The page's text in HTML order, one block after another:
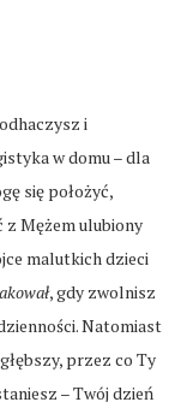
i
w domu – dla
się położyć,
Mężem ulubiony
malutkich dzieci
, gdy zwolnisz
Natomiast
przez co Ty
– Twój dzień